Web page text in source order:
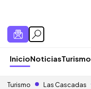
InicioNoticiasTurismo
Turismo Las Cascadas